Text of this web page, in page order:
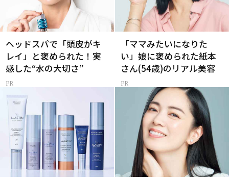
ヘッドスパで「頭皮がキ
レイ」と褒められた！実
感した“水の大切さ”
「ママみたいになりた
い」娘に褒められた紙本
さん(54歳)のリアル美容